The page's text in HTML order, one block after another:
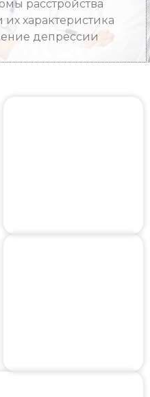
расстройства
характеристика
депрессии